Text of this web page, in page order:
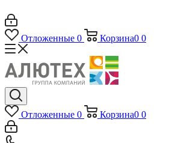
Отложенные 0 Корзина0 0
Отложенные 0 Корзина0 0